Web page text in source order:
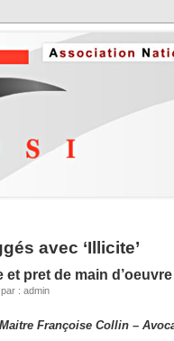
avec ‘Illicite’
et pret de main
: admin
Françoise Collin –